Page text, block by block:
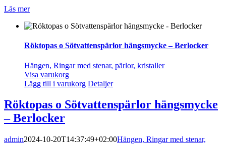
Läs mer
Röktopas o Sötvattenspärlor hängsmycke – Berlocker
Hängen, Ringar med stenar, pärlor, kristaller
Visa varukorg
Lägg till i varukorg Detaljer
Röktopas o Sötvattenspärlor hängsmycke
– Berlocker
admin2024-10-20T14:37:49+02:00Hängen, Ringar med stenar,